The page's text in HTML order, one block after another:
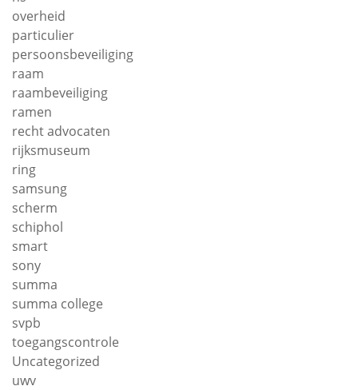
overheid
particulier
persoonsbeveiliging
raam
raambeveiliging
ramen
recht advocaten
rijksmuseum
ring
samsung
scherm
schiphol
smart
sony
summa
summa college
svpb
toegangscontrole
Uncategorized
uwv